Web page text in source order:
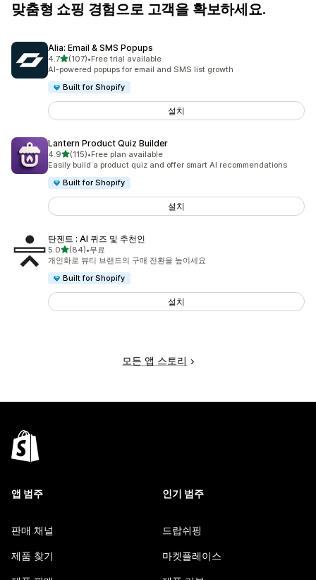
맞춤형 쇼핑 경험으로 고객을 확보하세요.
Alia: Email & SMS Popups
4.7별 5개 중
(107)
총 리뷰 107개
•Free trial available
AI-powered popups for email and SMS list growth
Built for Shopify
설치
Lantern Product Quiz Builder
4.9별 5개 중
(115)
총 리뷰 115개
•Free plan available
Easily build a product quiz and offer smart AI recommendations
Built for Shopify
설치
탄젠트 : AI 퀴즈 및 추천인
5.0별 5개 중
(84)
총 리뷰 84개
•무료
개인화로 뷰티 브랜드의 구매 전환을 높이세요
Built for Shopify
설치
모든 앱 스토리
앱 범주
판매 채널
제품 찾기
인기 범주
드랍쉬핑
마켓플레이스